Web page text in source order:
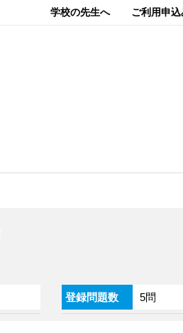
学校の先生へ ご利用申込
登録問題数 5問